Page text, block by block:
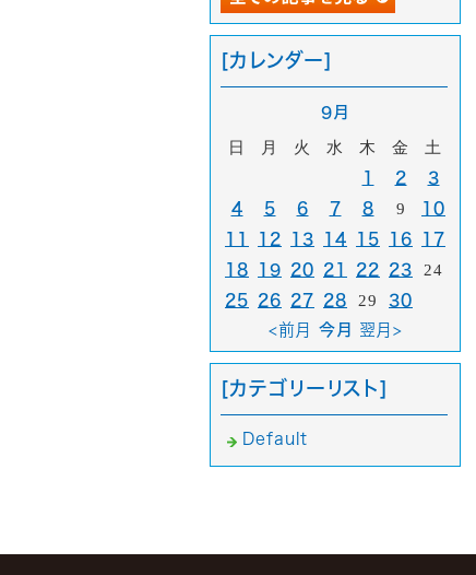
[カレンダー]
9月
日 月 火 水 木 金 土
1 2
3
4
5 6 7 8 9
10
11
12 13 14 15 16
17
18
19 20 21 22 23 24
25 26 27 28 29
30
<前月
今月 翌月>
[カテゴリーリスト]
Default